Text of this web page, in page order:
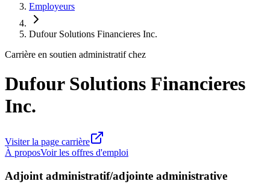
Employeurs
Dufour Solutions Financieres Inc.
Carrière en soutien administratif chez
Dufour Solutions Financieres
Inc.
Visiter la page carrière
À proposVoir les offres d'emploi
Adjoint administratif/adjointe administrative